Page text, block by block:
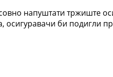
напуштати тржиште
осигуравачи би подигли